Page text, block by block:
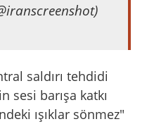
saldırı tehdidi
sesi barışa katkı
ışıklar sönmez"